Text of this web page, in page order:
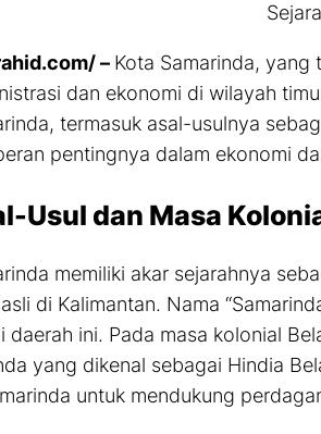
– Kota Samarinda, yang
dan ekonomi di wilayah
termasuk asal-usulnya
pentingnya dalam ekonomi
Usul dan Masa
memiliki akar sejarahnya
di Kalimantan. Nama
daerah ini. Pada masa kolonial
yang dikenal sebagai Hindia
untuk mendukung